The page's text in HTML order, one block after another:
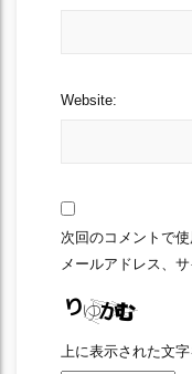
Website:
次回のコメントで
メールアドレス、サ
上に表示された文字